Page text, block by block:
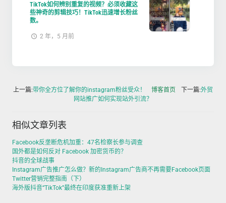
TikTok如何辨别重复的视频？必须收藏这
些神奇的剪辑技巧！TikTok迅速增长粉丝
数。
2 年，5 月前
上一篇:带你全方位了解你的instagram粉丝受众！ 博客首页 下一篇:外贸
网站推广如何实现站外引流？
相似文章列表
Facebook反垄断危机加重：47名检察长参与调查
国外都是如何反对 Facebook 加密货币的？
抖音的全球战事
Instagram广告推广怎么做？新的Instagram广告商不再需要Facebook页面
Twitter营销完整指南（下）
海外版抖音“TikTok”最终在印度获准重新上架